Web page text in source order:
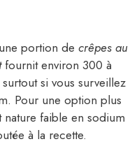
portion de crêpes au
fournit environ 300 à
si vous surveillez
Pour une option plus
nature faible en sodium
à la recette.